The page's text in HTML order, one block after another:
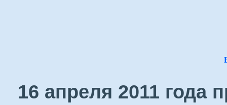
16 апреля 2011 года